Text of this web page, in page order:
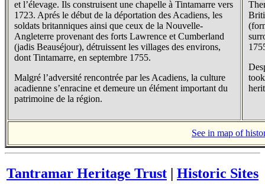
et l’élevage. Ils construisent une chapelle à Tintamarre vers
1723. Aprés le début de la déportation des Acadiens, les
soldats britanniques ainsi que ceux de la Nouvelle-
Angleterre provenant des forts Lawrence et Cumberland
(jadis Beauséjour), détruissent les villages des environs,
dont Tintamarre, en septembre 1755.
Malgré l’adversité rencontrée par les Acadiens, la culture
acadienne s’enracine et demeure un élément important du
patrimoine de la région.
See in map of
Tantramar Heritage Trust | Historic Sites